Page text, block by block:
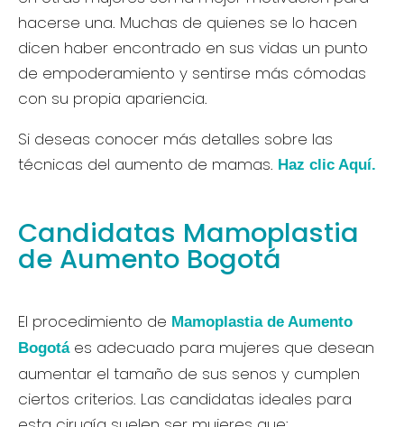
hacerse una. Muchas de quienes se lo hacen
dicen haber encontrado en sus vidas un punto
de empoderamiento y sentirse más cómodas
con su propia apariencia.
Si deseas conocer más detalles sobre las
técnicas del aumento de mamas. Haz clic Aquí.
Candidatas Mamoplastia
de Aumento Bogotá
El procedimiento de Mamoplastia de Aumento
Bogotáes adecuado para mujeres que desean
aumentar el tamaño de sus senos y cumplen
ciertos criterios. Las candidatas ideales para